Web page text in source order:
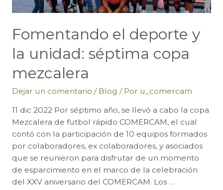
enajenen
artesanal
y
ancestral
el
estado
Oaxaca
para
el
ejercicio
2023
Fomentando el deporte y
la unidad: séptima copa
mezcalera
Dejar un comentario / Blog / Por u_comercam
11 dic 2022 Por séptimo año, se llevó a cabo la copa
Mezcalera de futbol rápido COMERCAM, el cual
contó con la participación de 10 equipos formados
por colaboradores, ex colaboradores, y asociados
que se reunieron para disfrutar de un momento
de esparcimiento en el marco de la celebración
del XXV aniversario del COMERCAM. Los …